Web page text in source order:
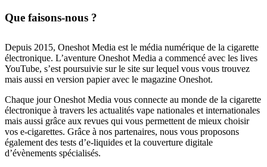
Que faisons-nous ?
Depuis 2015, Oneshot Media est le média numérique de la cigarette
électronique. L’aventure Oneshot Media a commencé avec les lives
YouTube, s’est poursuivie sur le site sur lequel vous vous trouvez
mais aussi en version papier avec le magazine Oneshot.
Chaque jour Oneshot Media vous connecte au monde de la cigarette
électronique à travers les actualités vape nationales et internationales
mais aussi grâce aux revues qui vous permettent de mieux choisir
vos e-cigarettes. Grâce à nos partenaires, nous vous proposons
également des tests d’e-liquides et la couverture digitale
d’évènements spécialisés.